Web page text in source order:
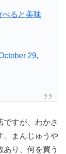
べると美味
29,
ですが、わかさ
。まんじゅうや
あり、何を買う